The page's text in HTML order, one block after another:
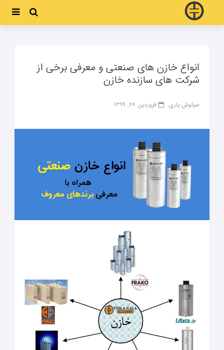
انواع خازن های صنعتی و معرفی برخی از
شرکت های سازنده خازن
سیاوش یاری فروردین ۲۸, ۱۳۹۹